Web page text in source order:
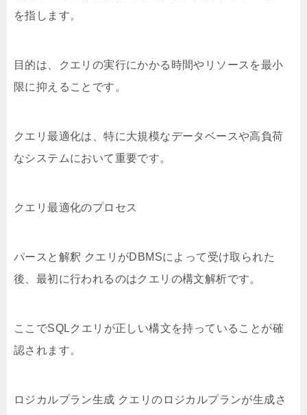
を指します。
目的は、クエリの実行にかかる時間やリソースを最小
限に抑えることです。
クエリ最適化は、特に大規模なデータベースや高負荷
なシステムにおいて重要です。
クエリ最適化のプロセス
パースと解釈 クエリがDBMSによって受け取られた
後、最初に行われるのはクエリの構文解析です。
ここでSQLクエリが正しい構文を持っていることが確
認されます。
ロジカルプラン生成 クエリのロジカルプランが生成さ